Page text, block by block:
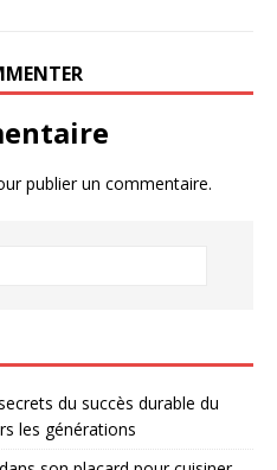
publier un commentaire.
du succès durable du
les générations